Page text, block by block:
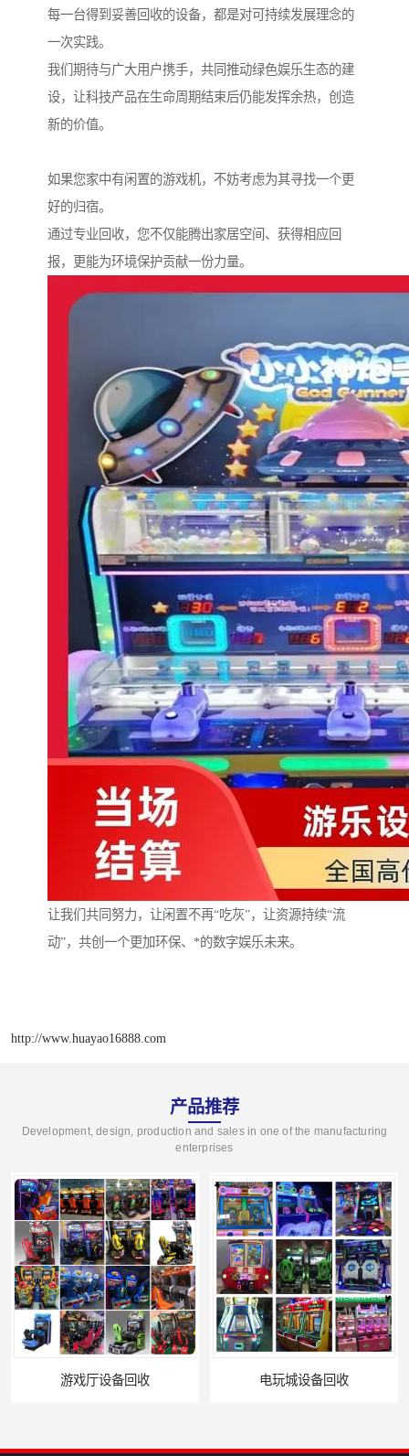
每一台得到妥善回收的设备，都是对可持续发展理念的
一次实践。
我们期待与广大用户携手，共同推动绿色娱乐生态的建
设，让科技产品在生命周期结束后仍能发挥余热，创造
新的价值。
如果您家中有闲置的游戏机，不妨考虑为其寻找一个更
好的归宿。
通过专业回收，您不仅能腾出家居空间、获得相应回
报，更能为环境保护贡献一份力量。
让我们共同努力，让闲置不再“吃灰”，让资源持续“流
动”，共创一个更加环保、*的数字娱乐未来。
http://www.huayao16888.com
产品推荐
Development, design, production and sales in one of the manufacturing
enterprises
电玩城设备回收 全国二手游艺机上门回收公司